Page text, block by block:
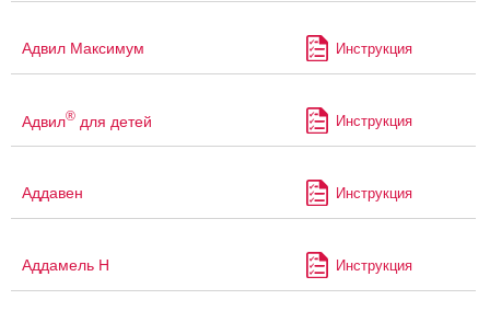
Адвил Максимум Инструкция
Адвил® для детей Инструкция
Аддавен Инструкция
Аддамель Н Инструкция